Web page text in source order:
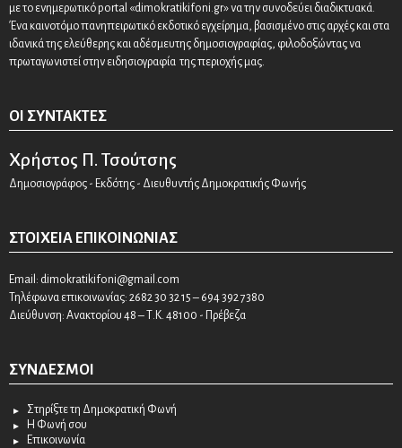
με το ενημερωτικό portal «dimokratikifoni.gr» να την συνοδεύει διαδικτυακά.
Ένα καινοτόμο πανηπειρωτικό εκδοτικό εγχείρημα, βασισμένο στις αρχές και στα
ιδανικά της ελεύθερης και αδέσμευτης δημοσιογραφίας, φιλοδοξώντας να
πρωταγωνιστεί στην ειδησιογραφία της περιοχής μας.
ΟΙ ΣΥΝΤΆΚΤΕΣ
Χρήστος Π. Τσούτσης
Δημοσιογράφος - Εκδότης - Διευθυντής Δημοκρατικής Φωνής
ΣΤΟΙΧΕΊΑ ΕΠΙΚΟΙΝΩΝΊΑΣ
Email: dimokratikifoni@gmail.com
Τηλέφωνα επικοινωνίας: 2682 30 32 15 – 694 392 7380
Διεύθυνση: Ανακτορίου 48 – Τ.Κ. 48100 - Πρέβεζα
ΣΎΝΔΕΣΜΟΙ
Στηρίξτε τη Δημοκρατική Φωνή
Η Φωνή σου
Επικοινωνία